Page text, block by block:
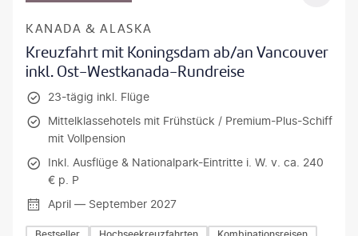
KANADA & ALASKA
Kreuzfahrt mit Koningsdam ab/an Vancouver
inkl. Ost-Westkanada-Rundreise
23-tägig inkl. Flüge
Mittelklassehotels mit Frühstück / Premium-Plus-Schiff
mit Vollpension
Inkl. Ausflüge & Nationalpark-Eintritte i. W. v. ca. 240
€ p. P
April — September 2027
Bestseller Hochseekreuzfahrten Kombinationsreisen